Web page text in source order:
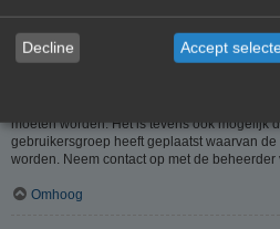
Omhoog
De beheerder kan beslist hebben dat
moeten worden. Het is tevens ook mogelijk
gebruikersgroep heeft geplaatst waarvan
worden. Neem contact op met de beheerder
Omhoog
Decline Accept